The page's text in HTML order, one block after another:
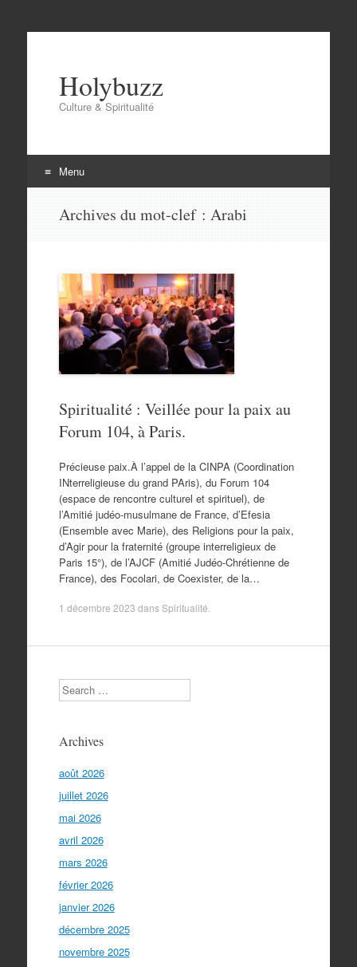
Holybuzz
Culture & Spiritualité
Menu
Archives du mot-clef : Arabi
Spiritualité : Veillée pour la paix au
Forum 104, à Paris.
Précieuse paix.À l’appel de la CINPA (Coordination
INterreligieuse du grand PAris), du Forum 104
(espace de rencontre culturel et spirituel), de
l’Amitié judéo-musulmane de France, d’Efesia
(Ensemble avec Marie), des Religions pour la paix,
d’Agir pour la fraternité (groupe interreligieux de
Paris 15°), de l’AJCF (Amitié Judéo-Chrétienne de
France), des Focolari, de Coexister, de la…
1 décembre 2023 dansSpiritualité
Search
Archives
août 2026
juillet 2026
mai 2026
avril 2026
mars 2026
février 2026
janvier 2026
décembre 2025
novembre 2025